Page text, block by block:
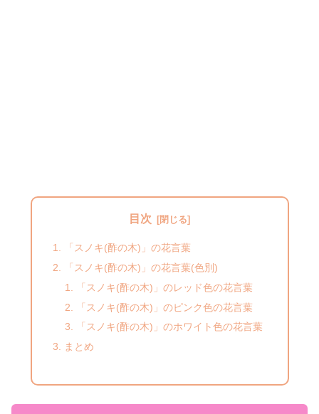
目次
「スノキ(酢の木)」の花言葉
「スノキ(酢の木)」の花言葉(色別)
「スノキ(酢の木)」のレッド色の花言葉
「スノキ(酢の木)」のピンク色の花言葉
「スノキ(酢の木)」のホワイト色の花言葉
まとめ